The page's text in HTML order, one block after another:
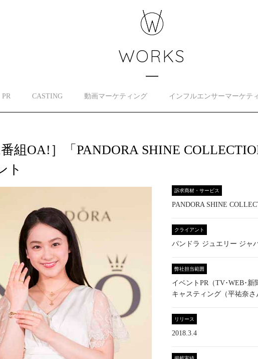
WORKS
PR CASTING 動画マーケティング インフルエンサーマーケテ
番組OA!］「PANDORA SHINE
ト
訴求商材・サービス
PANDORA SHINE
クライアント
パンドラ ジュエリー ジャ
弊社担当範囲
イベントPR（TV･WEB･新
キャスティング（平祐奈さ
リリース
2018.3.4